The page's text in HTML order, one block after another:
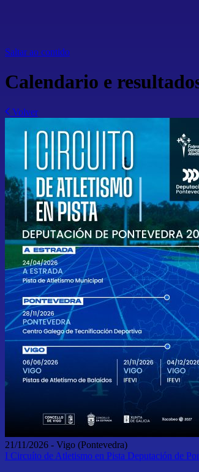
Saltar ao contido
Calendario e
Volver
21/11/2026 - Vigo (Pontevedra)
I Circuíto de Atletismo en Pista Deputación de